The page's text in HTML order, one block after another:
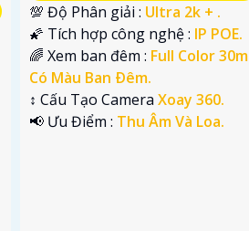
💯 Độ Phân giải : Ultra 2k + .
🌠 Tích hợp công nghệ : IP POE.
🌈 Xem ban đêm : Full Color 30m
Có Màu Ban Ðêm.
↕️ Cấu Tạo CameraXoay 360.
️📢 Ưu Điểm : Thu Âm Và Loa.